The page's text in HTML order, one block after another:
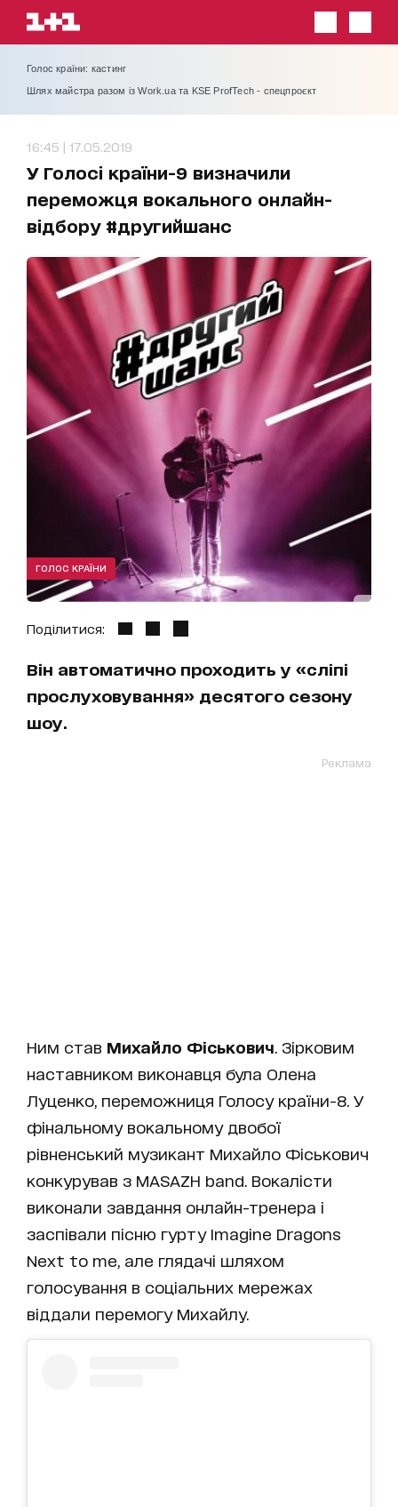
Голос країни: кастинг
Шлях майстра разом із Work.ua та KSE ProfTech - спецпроєкт
16:45 | 17.05.2019
У Голосі країни-9 визначили
переможця вокального онлайн-
відбору #другийшанс
ГОЛОС КРАЇНИ
Поділитися:
Він автоматично проходить у «сліпі
прослуховування» десятого сезону
шоу.
Реклама
Ним став Михайло Фіськович . Зірковим
наставником виконавця була Олена
Луценко, переможниця Голосу країни-8. У
фінальному вокальному двобої
рівненський музикант Михайло Фіськович
конкурував з MASAZH band. Вокалісти
виконали завдання онлайн-тренера і
заспівали пісню гурту Imagine Dragons
Next to me, але глядачі шляхом
голосування в соціальних мережах
віддали перемогу Михайлу.